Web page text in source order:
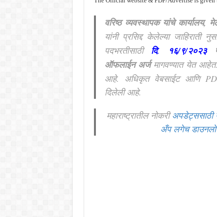
वरिष्ठ व्यवस्थापक यांचे कार्यालय,
यांनी प्रसिद्द केलेल्या जाहिराती
पदभरतीसाठी दि. १६/९/२०२३
ऑफलाईन अर्जमागवण्यात येत
आहे. अधिकृत वेबसाईट आणि
दिलेली आहे.
महाराष्ट्रातील नोकरीअपडेट्ससाठी
अँप लगेच